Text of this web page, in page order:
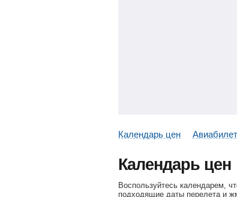
Календарь цен
Календарь цен
Воспользуйтесь календарем,
подходящие даты перелета и